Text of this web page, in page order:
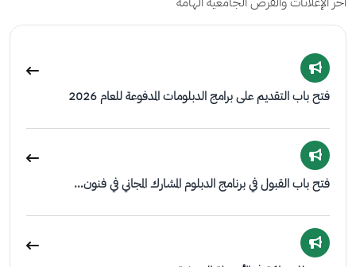
فتح باب التقديم على برامج الدبلومات المدفوعة للعام 2026
فتح باب القبول في برنامج الدبلوم المشارك المجاني في فنون…